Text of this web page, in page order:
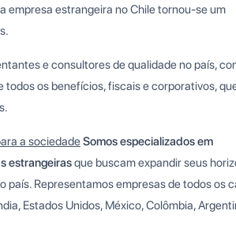
empresa estrangeira no Chile tornou-se um
e consultores de qualidade no país,
todos os benefícios, fiscais e corporativos,
a sociedadeSomos especializados em
estrangeirasque buscam expandir seus
país. Representamos empresas de todos os
Estados Unidos, México, Colômbia,